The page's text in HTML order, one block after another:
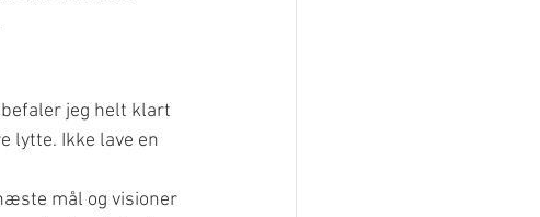
jeg helt klart
lytte. Ikke lave en
mål og visioner